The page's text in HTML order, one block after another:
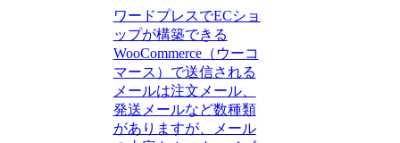
ワードプレスでECショ
ップが構築できる
WooCommerce（ウーコ
マース）で送信される
メールは注文メール、
発送メールなど数種類
がありますが、メール